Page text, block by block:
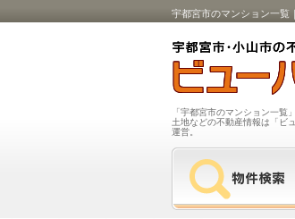
宇都宮市のマンション一覧
「宇都宮市のマンション一覧
土地などの不動産情報は「ビ
運営。